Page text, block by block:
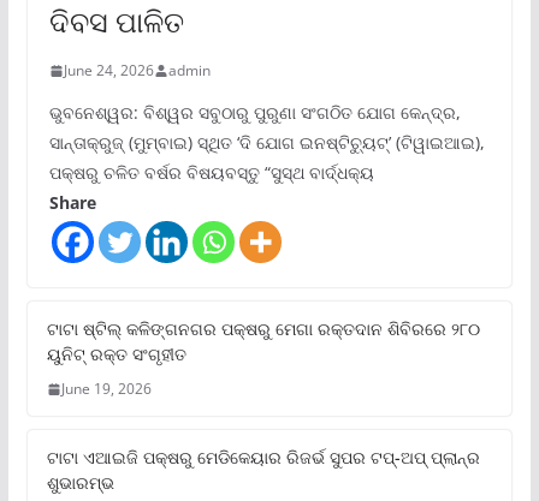
ଦିବସ ପାଳିତ
June 24, 2026 admin
ଭୁବନେଶ୍ୱର: ବିଶ୍ୱର ସବୁଠାରୁ ପୁରୁଣା ସଂଗଠିତ ଯୋଗ କେନ୍ଦ୍ର,
ସାନ୍ତାକ୍ରୁଜ୍ (ମୁମ୍ବାଇ) ସ୍ଥିତ ‘ଦି ଯୋଗ ଇନଷ୍ଟିଚ୍ୟୁଟ୍‌’ (ଟିୱାଇଆଇ),
ପକ୍ଷରୁ ଚଳିତ ବର୍ଷର ବିଷୟବସ୍ତୁ “ସୁସ୍ଥ ବାର୍ଦ୍ଧକ୍ୟ
Share
ଟାଟା ଷ୍ଟିଲ୍‌ କଳିଙ୍ଗନଗର ପକ୍ଷରୁ ମେଗା ରକ୍ତଦାନ ଶିବିରରେ ୨୮୦
ୟୁନିଟ୍‌ ରକ୍ତ ସଂଗୃହୀତ
June 19, 2026
ଟାଟା ଏଆଇଜି ପକ୍ଷରୁ ମେଡିକେୟାର ରିଜର୍ଭ ସୁପର ଟପ୍‌-ଅପ୍ ପ୍ଲାନ୍‌ର
ଶୁଭାରମ୍ଭ